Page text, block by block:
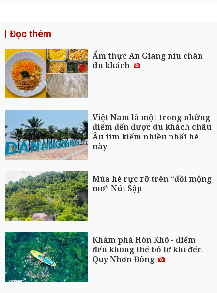
Đọc thêm
Ẩm thực An Giang níu chân
du khách
Việt Nam là một trong những
điểm đến được du khách châu
Âu tìm kiếm nhiều nhất hè
này
Mùa hè rực rỡ trên “đồi mộng
mơ” Núi Sập
Khám phá Hòn Khô - điểm
đến không thể bỏ lỡ khi đến
Quy Nhơn Đông